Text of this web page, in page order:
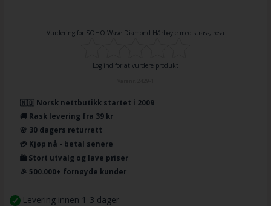
Vurdering for SOHO Wave Diamond Hårbøyle med strass, rosa
Log ind for at vurdere produkt
🇳🇴 Norsk nettbutikk startet i 2009
🚚 Rask levering fra 39 kr
🌸 30 dagers returrett
💳 Kjøp nå - betal senere
🛍️ Stort utvalg og lave priser
🎉 500.000+ fornøyde kunder
Levering innen 1-3 dager